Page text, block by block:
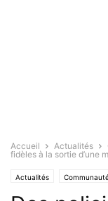
Accueil Actualités
fidèles à la sortie d’une
Actualités